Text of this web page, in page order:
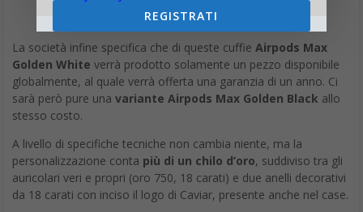
La società infine specifica che di queste cuffie Airpods Max
Golden White verrà prodotto solamente un pezzo disponibile
globalmente, al quale verrà offerta una garanzia di un anno. Ci
sarà però pure una variante Airpods Max Golden Black allo
stesso costo.
A livello di specifiche tecniche non cambia niente, ma la
personalizzazione conta più di un chilo d’oro, suddiviso tra gli
auricolari veri e propri (oro 750, 18 carati) e due anelli decorativi
da 18 carati con inciso il logo di Caviar, presente anche nel case.
REGISTRATI